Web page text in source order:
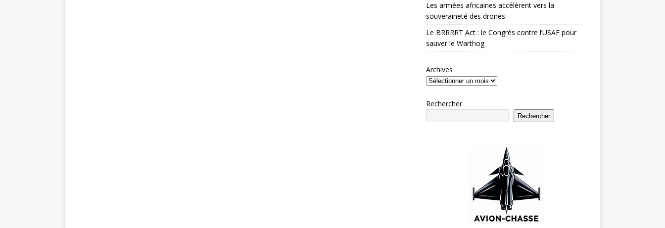
Les armées africaines accélèrent vers la
souveraineté des drones
Le BRRRRT Act : le Congrès contre l’USAF pour
sauver le Warthog
Archives
Rechercher
Rechercher